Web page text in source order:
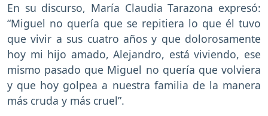
En su discurso, María Claudia Tarazona expresó:
“Miguel no quería que se repitiera lo que él tuvo
que vivir a sus cuatro años y que dolorosamente
hoy mi hijo amado, Alejandro, está viviendo, ese
mismo pasado que Miguel no quería que volviera
y que hoy golpea a nuestra familia de la manera
más cruda y más cruel”.